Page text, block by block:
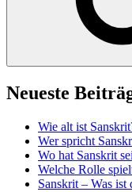
Neueste
Wie alt ist
Wer spricht
Wo hat Sanskrit
Welche Rolle
Sanskrit – Was